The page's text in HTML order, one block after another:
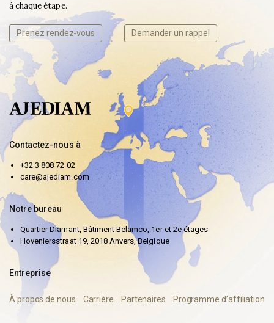
à chaque étape.
Prenez rendez-vous Demander un rappel
Contactez-nous à
+32 3 808 72 02
care@ajediam.com
Notre bureau
Quartier Diamant, Bâtiment Belamco, 1er et 2e étages
Hoveniersstraat 19, 2018 Anvers, Belgique
Entreprise
À propos de nous Carrière Partenaires Programme d’affiliation